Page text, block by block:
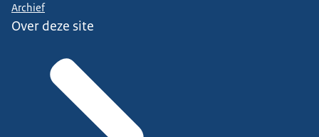
Archief
Over deze site